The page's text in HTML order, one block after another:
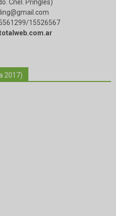
Cnel. Pringles)
15526567
2017)